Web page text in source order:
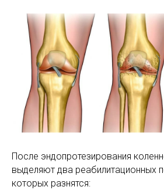
После эндопротезирования
выделяют два реабилитационных
которых разнятся: